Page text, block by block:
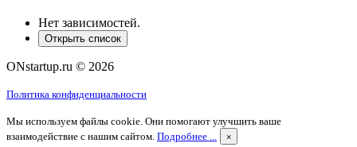
Нет зависимостей.
Открыть список
ONstartup.ru © 2026
Политика конфиденциальности
Мы используем файлы cookie. Они помогают улучшить ваше
взаимодействие с нашим сайтом. Подробнее ... ×